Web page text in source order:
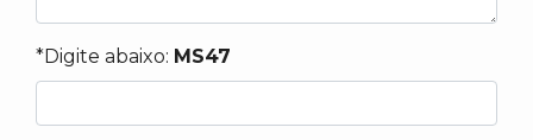
*Digite abaixo: MS47